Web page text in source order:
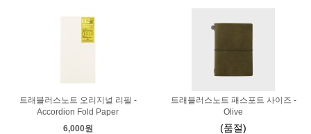
트래블러스노트 오리지널 리필 -
Accordion Fold Paper
6,000원
트래블러스노트 패스포트 사이즈 -
Olive
(품절)